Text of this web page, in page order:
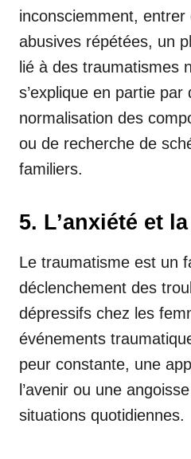
inconsciemment,
abusives répétées, un
lié à des traumatismes
s’explique en partie
normalisation des
ou de recherche de
familiers.
5. L’anxiété et
Le traumatisme est un
déclenchement des
dépressifs chez les
événements
peur constante, une
l’avenir ou une
situations quotidiennes.